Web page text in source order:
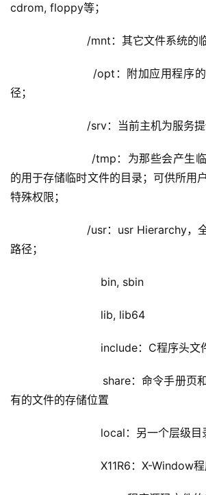
cdrom, floppy等；
/mnt：其它文件系统的临时
/opt：附加应用程序的安
径；
/srv：当前主机为服务提供
/tmp：为那些会产生临时
的用于存储临时文件的目录；可供所用
特殊权限；
/usr：usr Hierarchy，全局
路径；
bin, sbin
lib, lib64
include：C程序头文件
share：命令手册页和自
有的文件的存储位置
local：另一个层级目录
X11R6：X-Window程序